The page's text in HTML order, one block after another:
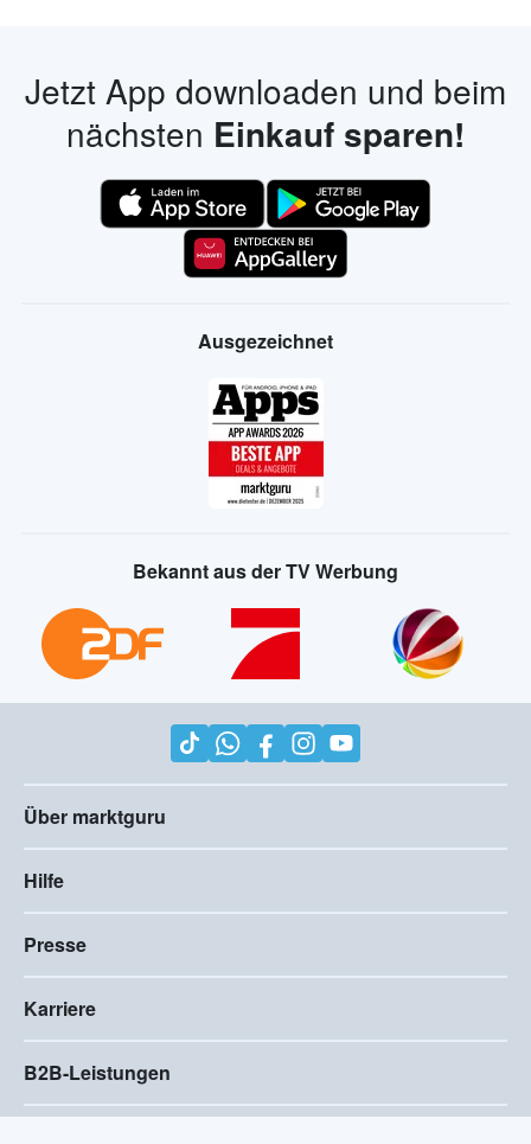
Jetzt App downloaden und beim
nächsten Einkauf sparen!
Ausgezeichnet
Bekannt aus der TV Werbung
Über marktguru
Hilfe
Presse
Karriere
B2B-Leistungen